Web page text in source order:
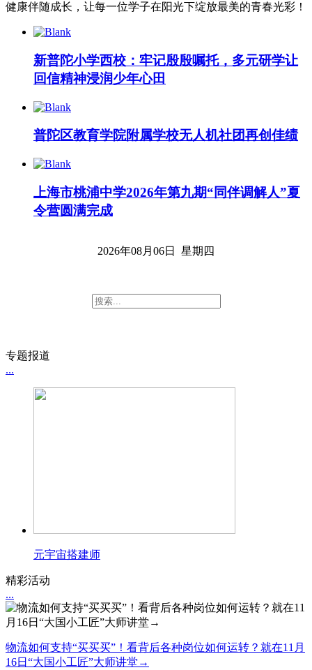
健康伴随成长，让每一位学子在阳光下绽放最美的青春光彩！
新普陀小学西校：牢记殷殷嘱托，多元研学让
回信精神浸润少年心田
普陀区教育学院附属学校无人机社团再创佳绩
上海市桃浦中学2026年第九期“同伴调解人”夏
令营圆满完成
2026年08月06日 星期四
专题报道
...
元宇宙搭建师
精彩活动
...
物流如何支持“买买买”！看背后各种岗位如何运转？就在11月
16日“大国小工匠”大师讲堂→